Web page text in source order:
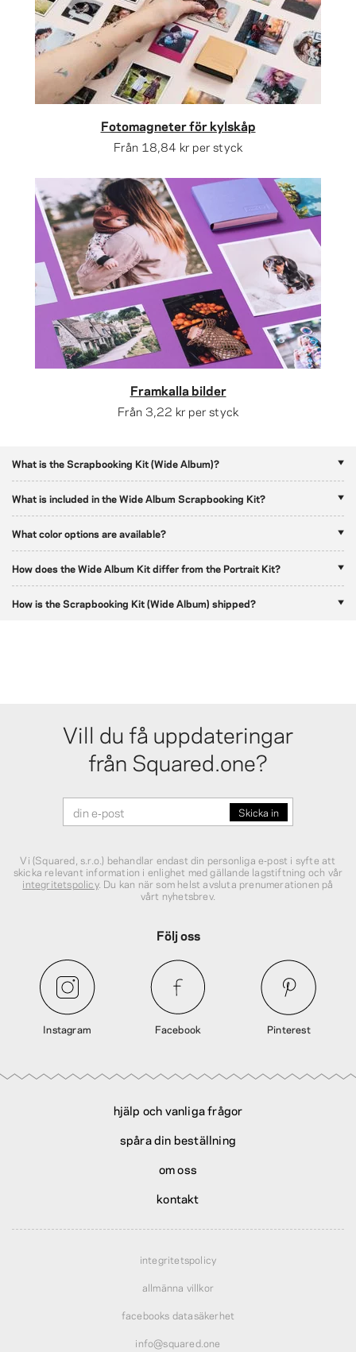
Fotomagneter för kylskåp
Från 18,84 kr per styck
Framkalla bilder
Från 3,22 kr per styck
What is the Scrapbooking Kit (Wide Album)?
What is included in the Wide Album Scrapbooking Kit?
What color options are available?
How does the Wide Album Kit differ from the Portrait Kit?
How is the Scrapbooking Kit (Wide Album) shipped?
Vill du få uppdateringar
från Squared.one?
Vi (Squared, s.r.o.) behandlar endast din personliga e‑post i syfte att
skicka relevant information i enlighet med gällande lagstiftning och vår
integritetspolicy. Du kan när som helst avsluta prenumerationen på
vårt nyhetsbrev.
Följ oss
Instagram Facebook Pinterest
hjälp och vanliga frågor
spåra din beställning
om oss
kontakt
integritetspolicy
allmänna villkor
facebooks datasäkerhet
info@squared.one